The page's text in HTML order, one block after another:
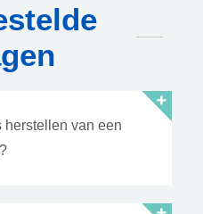
herstellen van een